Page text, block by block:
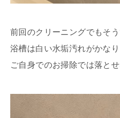
前回のクリーニングでもそ
浴槽は白い水垢汚れがかな
ご自身でのお掃除では落と